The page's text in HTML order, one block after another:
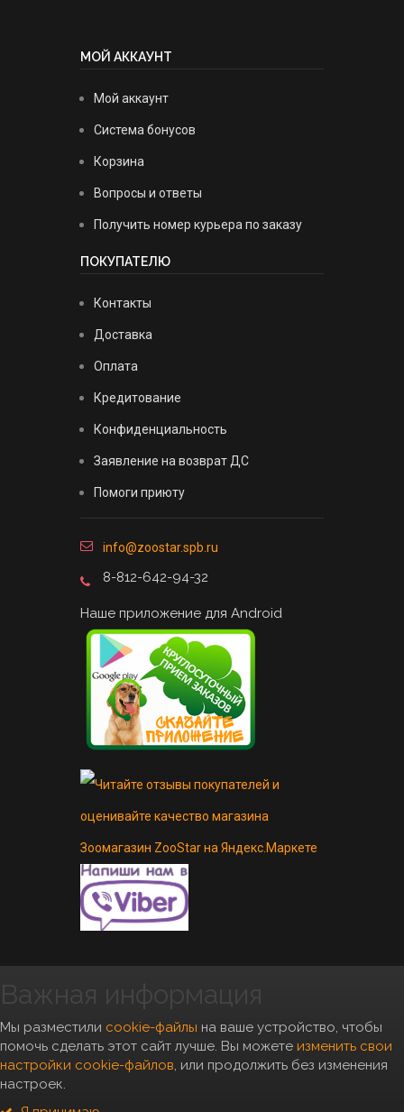
МОЙ АККАУНТ
Мой аккаунт
Система бонусов
Корзина
Вопросы и ответы
Получить номер курьера по заказу
ПОКУПАТЕЛЮ
Контакты
Доставка
Оплата
Кредитование
Конфиденциальность
Заявление на возврат ДС
Помоги приюту
info@zoostar.spb.ru
8-812-642-94-32
Наше приложение для Android
Copyright 2010- 2026, "Zoostar"
Важная информация
Мы разместили cookie-файлы на ваше устройство, чтобы
помочь сделать этот сайт лучше. Вы можете изменить свои
настройки cookie-файлов, или продолжить без изменения
настроек.